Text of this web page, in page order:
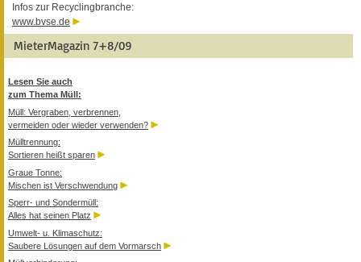
Infos zur Recyclingbranche:
www.bvse.de
MieterMagazin 7+8/09
Lesen Sie auch
zum Thema Müll:
Müll: Vergraben, verbrennen,
vermeiden oder wieder verwenden?
Mülltrennung:
Sortieren heißt sparen
Graue Tonne:
Mischen ist Verschwendung
Sperr- und Sondermüll:
Alles hat seinen Platz
Umwelt- u. Klimaschutz:
Saubere Lösungen auf dem Vormarsch